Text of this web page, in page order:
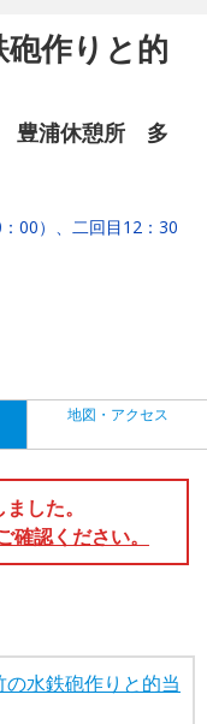
作りと的
豊浦休憩所 多
00）、二回目12：30
地図・アクセス
した。
認ください。
水鉄砲作りと的当